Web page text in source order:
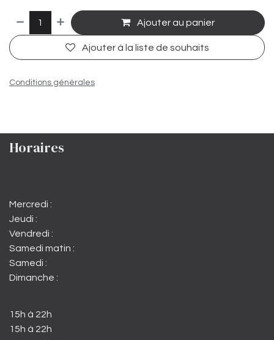
Ajouter au panier
Ajouter à la liste de souhaits
Conditions générales
Horaires
Mercredi :
Jeudi :
Vendredi :
Samedi matin :
Samedi :
Dimanche :
15h à 22h
15h à 22h